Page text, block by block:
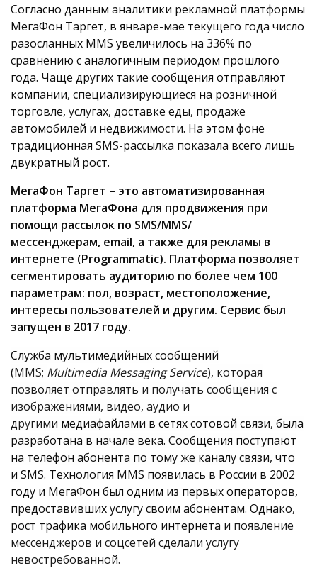
Согласно данным аналитики рекламной платформы
МегаФон Таргет, в январе-мае текущего года число
разосланных MMS увеличилось на 336% по
сравнению с аналогичным периодом прошлого
года. Чаще других такие сообщения отправляют
компании, специализирующиеся на розничной
торговле, услугах, доставке еды, продаже
автомобилей и недвижимости. На этом фоне
традиционная SMS-рассылка показала всего лишь
двукратный рост.
МегаФон Таргет – это автоматизированная
платформа МегаФона для продвижения при
помощи рассылок по SMS/MMS/
мессенджерам, email, а также для рекламы в
интернете (Programmatic). Платформа позволяет
сегментировать аудиторию по более чем 100
параметрам: пол, возраст, местоположение,
интересы пользователей и другим. Сервис был
запущен в 2017 году.
Служба мультимедийных сообщений
(MMS; Multimedia Messaging Service), которая
позволяет отправлять и получать сообщения с
изображениями, видео, аудио и
другими медиафайлами в сетях сотовой связи, была
разработана в начале века. Сообщения поступают
на телефон абонента по тому же каналу связи, что
и SMS. Технология MMS появилась в России в 2002
году и МегаФон был одним из первых операторов,
предоставивших услугу своим абонентам. Однако,
рост трафика мобильного интернета и появление
мессенджеров и соцсетей сделали услугу
невостребованной.